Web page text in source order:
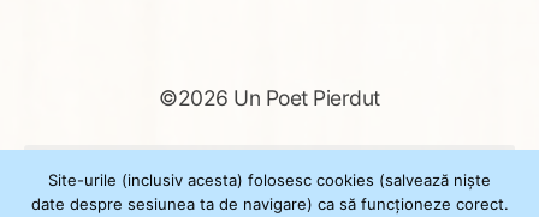
©2026 Un Poet Pierdut
după:
Site-urile (inclusiv acesta) folosesc cookies (salvează niște
date despre sesiunea ta de navigare) ca să funcționeze corect.